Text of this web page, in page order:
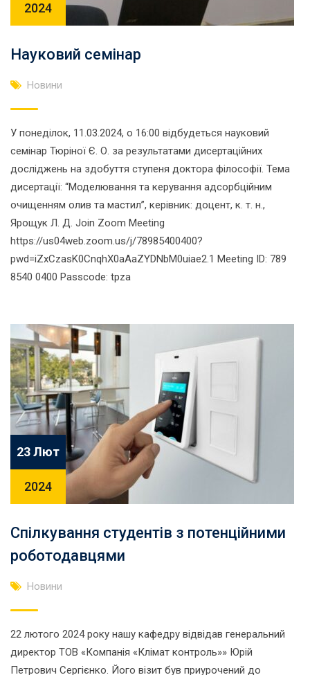
2024
Науковий семінар
Новини
У понеділок, 11.03.2024, о 16:00 відбудеться науковий
семінар Тюріної Є. О. за результатами дисертаційних
досліджень на здобуття ступеня доктора філософії. Тема
дисертації: “Моделювання та керування адсорбційним
очищенням олив та мастил”, керівник: доцент, к. т. н.,
Ярощук Л. Д. Join Zoom Meeting
https://us04web.zoom.us/j/78985400400?
pwd=iZxCzasK0CnqhX0aAaZYDNbM0uiae2.1 Meeting ID: 789
8540 0400 Passcode: tpza
23 Лют
2024
Спілкування студентів з потенційними
роботодавцями
Новини
22 лютого 2024 року нашу кафедру відвідав генеральний
директор ТОВ «Компанія «Клімат контроль»» Юрій
Петрович Сергієнко. Його візит був приурочений до